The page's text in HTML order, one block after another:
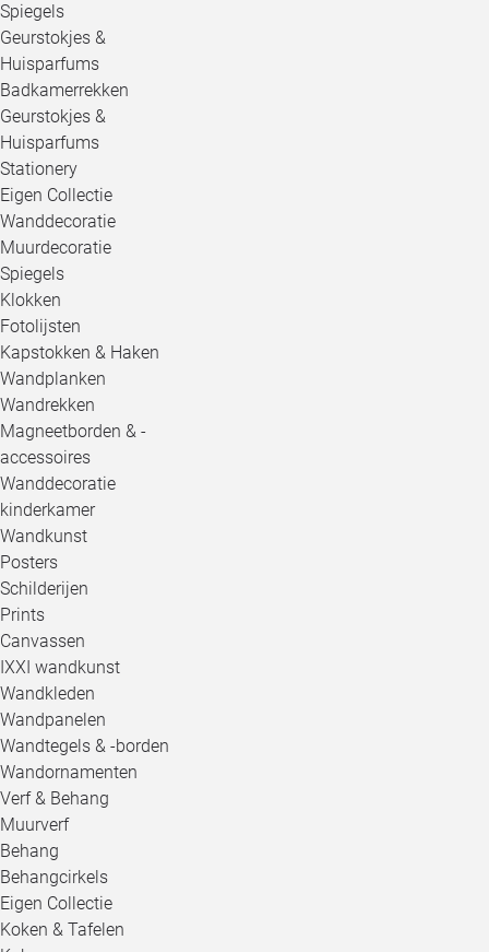
Spiegels
Geurstokjes &
Huisparfums
Badkamerrekken
Geurstokjes &
Huisparfums
Stationery
Eigen Collectie
Wanddecoratie
Muurdecoratie
Spiegels
Klokken
Fotolijsten
Kapstokken & Haken
Wandplanken
Wandrekken
Magneetborden & -
accessoires
Wanddecoratie
kinderkamer
Wandkunst
Posters
Schilderijen
Prints
Canvassen
IXXI wandkunst
Wandkleden
Wandpanelen
Wandtegels & -borden
Wandornamenten
Verf & Behang
Muurverf
Behang
Behangcirkels
Eigen Collectie
Koken & Tafelen